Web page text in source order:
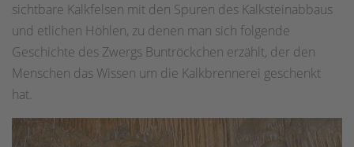
sichtbare Kalkfelsen mit den Spuren des Kalksteinabbaus
und etlichen Höhlen, zu denen man sich folgende
Geschichte des Zwergs Buntröckchen erzählt, der den
Menschen das Wissen um die Kalkbrennerei geschenkt
hat.